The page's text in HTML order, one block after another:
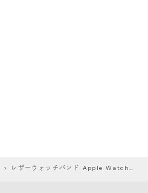
> レザーウォッチバンド Apple Watch用（ブライドルレザー）